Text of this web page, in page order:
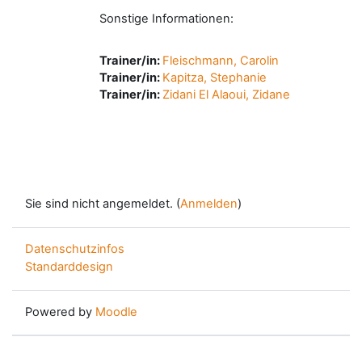
Sonstige Informationen:
Trainer/in: Fleischmann, Carolin
Trainer/in: Kapitza, Stephanie
Trainer/in: Zidani El Alaoui, Zidane
Sie sind nicht angemeldet. (Anmelden)
Datenschutzinfos
Standarddesign
Powered by Moodle